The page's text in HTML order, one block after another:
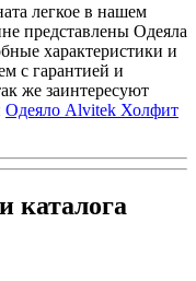
легкое в нашем
представлены Одеяла
характеристики и
с гарантией и
же заинтересуют
Одеяло Alvitek Холфит
каталога